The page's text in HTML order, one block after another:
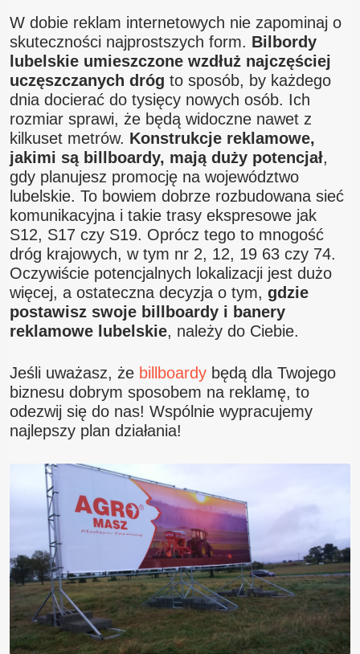
W dobie reklam internetowych nie zapominaj o
skuteczności najprostszych form. Bilbordy
lubelskie umieszczone wzdłuż najczęściej
uczęszczanych dróg to sposób, by każdego
dnia docierać do tysięcy nowych osób. Ich
rozmiar sprawi, że będą widoczne nawet z
kilkuset metrów. Konstrukcje reklamowe,
jakimi są billboardy, mają duży potencjał,
gdy planujesz promocję na województwo
lubelskie. To bowiem dobrze rozbudowana sieć
komunikacyjna i takie trasy ekspresowe jak
S12, S17 czy S19. Oprócz tego to mnogość
dróg krajowych, w tym nr 2, 12, 19 63 czy 74.
Oczywiście potencjalnych lokalizacji jest dużo
więcej, a ostateczna decyzja o tym, gdzie
postawisz swoje billboardy i banery
reklamowe lubelskie, należy do Ciebie.
Jeśli uważasz, że billboardy będą dla Twojego
biznesu dobrym sposobem na reklamę, to
odezwij się do nas! Wspólnie wypracujemy
najlepszy plan działania!